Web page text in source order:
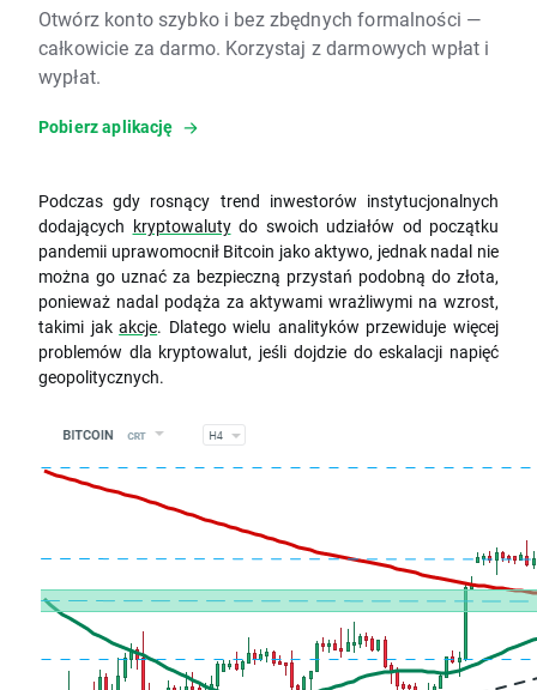
Otwórz konto szybko i bez zbędnych formalności —
całkowicie za darmo. Korzystaj z darmowych wpłat i
wypłat.
Pobierz aplikację
Podczas gdy rosnący trend inwestorów instytucjonalnych
dodających kryptowalutydo swoich udziałów od początku
pandemii uprawomocnił Bitcoin jako aktywo, jednak nadal nie
można go uznać za bezpieczną przystań podobną do złota,
ponieważ nadal podąża za aktywami wrażliwymi na wzrost,
takimi jakakcje. Dlatego wielu analityków przewiduje więcej
problemów dla kryptowalut, jeśli dojdzie do eskalacji napięć
geopolitycznych.